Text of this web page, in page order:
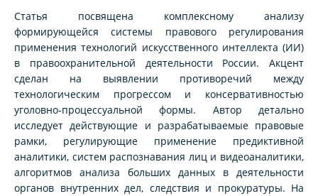
Статья посвящена комплексному анализу
формирующейся системы правового регулирования
применения технологий искусственного интеллекта (ИИ)
в правоохранительной деятельности России. Акцент
сделан на выявлении противоречий между
технологическим прогрессом и консервативностью
уголовно-процессуальной формы. Автор детально
исследует действующие и разрабатываемые правовые
рамки, регулирующие применение предиктивной
аналитики, систем распознавания лиц и видеоаналитики,
алгоритмов анализа больших данных в деятельности
органов внутренних дел, следствия и прокуратуры. На